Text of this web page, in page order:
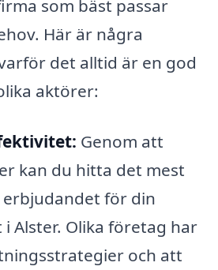
som bäst passar
Här är några
det alltid är en god
aktörer:
Genom att
kan du hitta det mest
för din
Alster. Olika företag har
och att